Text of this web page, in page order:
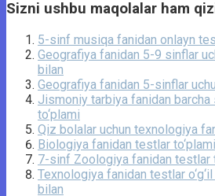
Sizni ushbu maqolalar ham
5-sinf musiqa fanidan onlayn
Geografiya fanidan 5-9 sinflar
bilan
Geografiya fanidan 5-sinflar
Jismoniy tarbiya fanidan
to‘plami
Qiz bolalar uchun texnologiya
Biologiya fanidan testlar
7-sinf Zoologiya fanidan testlar
Texnologiya fanidan testlar
bilan